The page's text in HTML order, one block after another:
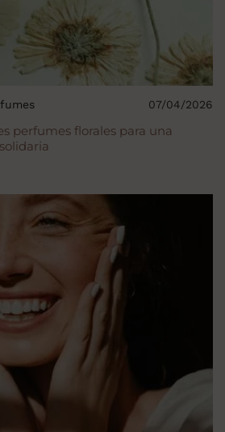
perfumes florales para una
07/04/2026